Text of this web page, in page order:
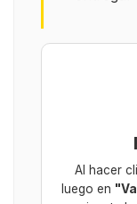
Al hacer
luego en